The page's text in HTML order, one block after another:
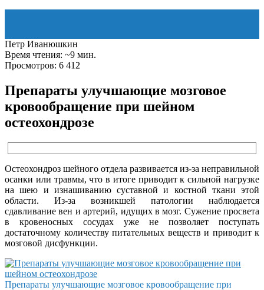
Петр Иванюшкин
Время чтения: ~9 мин.
Просмотров: 6 412
Препараты улучшающие мозговое
кровообращение при шейном
остеохондрозе
Остеохондроз шейного отдела развивается из-за неправильной
осанки или травмы, что в итоге приводит к сильной нагрузке
на шею и изнашиванию суставной и костной ткани этой
области. Из-за возникшей патологии наблюдается
сдавливание вен и артерий, идущих в мозг. Сужение просвета
в кровеносных сосудах уже не позволяет поступать
достаточному количеству питательных веществ и приводит к
мозговой дисфункции.
Препараты улучшающие мозговое кровообращение при